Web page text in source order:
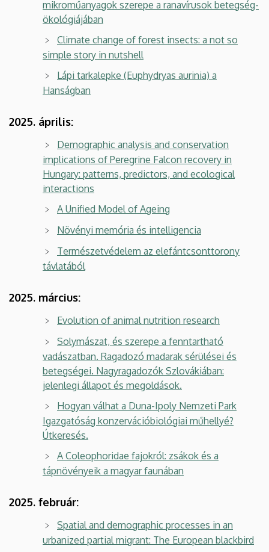
mikroműanyagok szerepe a ranavírusok betegség-
ökológiájában
Climate change of forest insects: a not so
simple story in nutshell
Lápi tarkalepke (Euphydryas aurinia) a
Hanságban
2025. április:
Demographic analysis and conservation
implications of Peregrine Falcon recovery in
Hungary: patterns, predictors, and ecological
interactions
A Unified Model of Ageing
Növényi memória és intelligencia
Természetvédelem az elefántcsonttorony
távlatából
2025. március:
Evolution of animal nutrition research
Solymászat, és szerepe a fenntartható
vadászatban. Ragadozó madarak sérülései és
betegségei. Nagyragadozók Szlovákiában:
jelenlegi állapot és megoldások.
Hogyan válhat a Duna-Ipoly Nemzeti Park
Igazgatóság konzervációbiológiai műhellyé?
Útkeresés.
A Coleophoridae fajokról: zsákok és a
tápnövényeik a magyar faunában
2025. február:
Spatial and demographic processes in an
urbanized partial migrant: The European blackbird